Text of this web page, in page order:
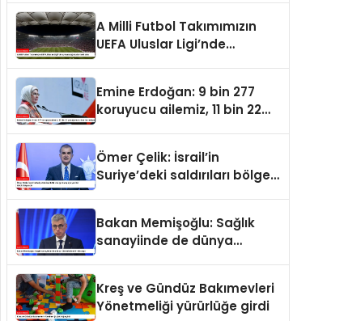
A Milli Futbol Takımımızın
UEFA Uluslar Ligi’nde
Emine Erdoğan: 9 bin 277
koruyucu ailemiz, 11 bin 22
Ömer Çelik: İsrail’in
Suriye’deki saldırıları bölge
Bakan Memişoğlu: Sağlık
sanayiinde de dünya
Kreş ve Gündüz Bakımevleri
Yönetmeliği yürürlüğe girdi